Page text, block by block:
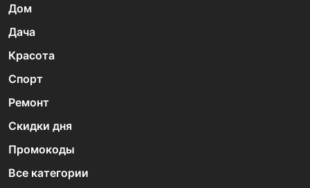
Дом
Дача
Красота
Спорт
Ремонт
Скидки дня
Промокоды
Все категории